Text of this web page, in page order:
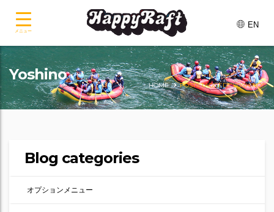
EN
Yoshino
HOME POSTS TAGGED "YOSHINO"
Blog categories
オプションメニュー
メニュー